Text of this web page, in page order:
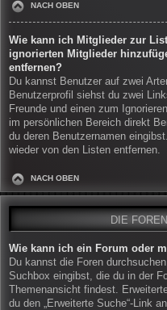
NACH OBEN
Wie kann ich Mitglieder zur
ignorierten Mitglieder
entfernen?
Du kannst Benutzer auf zwei
Benutzerprofil siehst du zwei
Freunde und einen zum
im persönlichen Bereich direkt
du deren Benutzernamen
wieder von den Listen entfernen.
NACH OBEN
DIE
Wie kann ich ein Forum oder
Du kannst die Foren
Suchbox eingibst, die du in der
Themenansicht findest.
du den „Erweiterte Suche“-Link